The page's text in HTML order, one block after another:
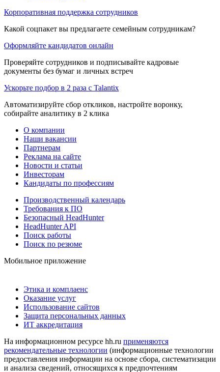
Корпоративная поддержка сотрудников
Какой соцпакет вы предлагаете семейным сотрудникам?
Оформляйте кандидатов онлайн
Проверяйте сотрудников и подписывайте кадровые
документы без бумаг и личных встреч
Ускорьте подбор в 2 раза с Talantix
Автоматизируйте сбор откликов, настройте воронку,
собирайте аналитику в 2 клика
О компании
Наши вакансии
Партнерам
Реклама на сайте
Новости и статьи
Инвесторам
Кандидаты по профессиям
Производственный календарь
Требования к ПО
Безопасный HeadHunter
HeadHunter API
Поиск работы
Поиск по резюме
Мобильное приложение
Этика и комплаенс
Оказание услуг
Использование сайтов
Защита персональных данных
ИТ аккредитация
На информационном ресурсе hh.ru применяются
рекомендательные технологии (информационные технологии
предоставления информации на основе сбора, систематизации
и анализа сведений, относящихся к предпочтениям